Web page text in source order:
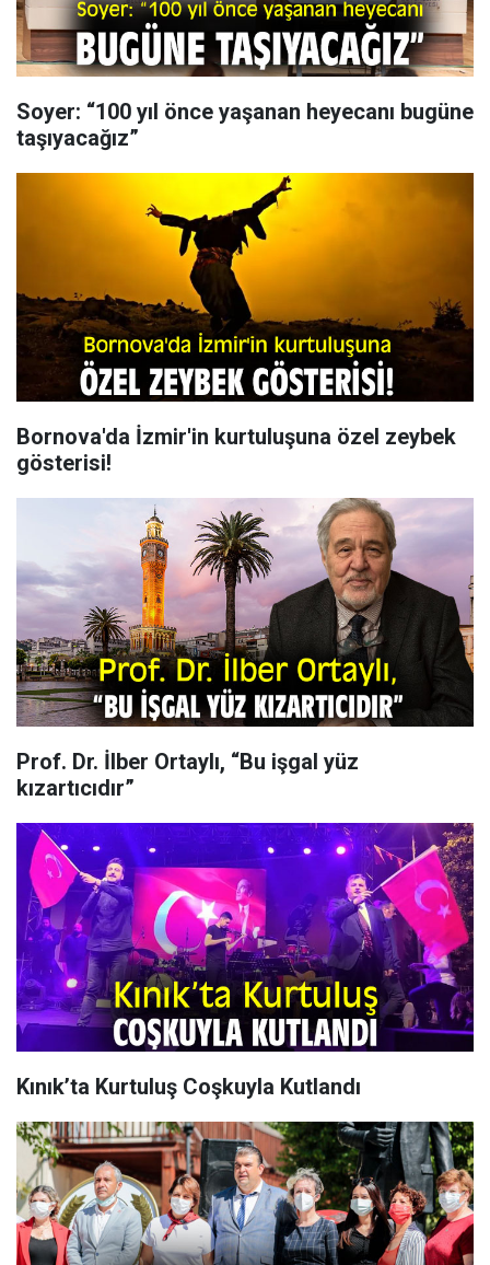
Soyer: “100 yıl önce yaşanan heyecanı bugüne
taşıyacağız”
Bornova'da İzmir'in kurtuluşuna özel zeybek
gösterisi!
Prof. Dr. İlber Ortaylı, “Bu işgal yüz
kızartıcıdır”
Kınık’ta Kurtuluş Coşkuyla Kutlandı